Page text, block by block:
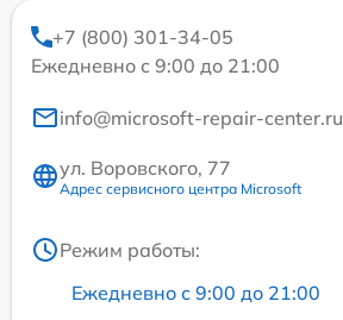
+7 (800) 301-34-05
Ежедневно с 9:00 до 21:00
info@microsoft-repair-center.ru
ул. Воровского, 77
Адрес сервисного центра Microsoft
Режим работы:
Ежедневно с 9:00 до 21:00